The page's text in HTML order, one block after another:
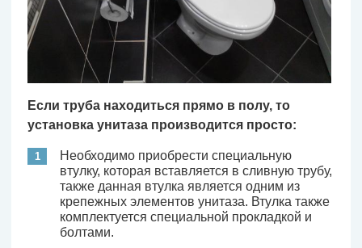
Если труба находиться прямо в полу, то
установка унитаза производится просто:
Необходимо приобрести специальную
втулку, которая вставляется в сливную трубу,
также данная втулка является одним из
крепежных элементов унитаза. Втулка также
комплектуется специальной прокладкой и
болтами.